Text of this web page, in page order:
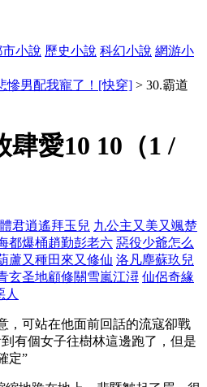
小說 歷史小說 科幻小說 網游小
慘男配我寵了！[快穿] > 30.霸道
肆愛10 10（1 /
君逍遙拜玉兒 九公主又美又颯楚
都爆桶趙勤彭老六 惡役少爺怎么
蘆又種田來又修仙 洛凡塵蘇玖兒
玄圣地顧修關雪嵐江潯 仙侶奇緣
人
，可站在他面前回話的流寇卻戰
有個女子往樹林這邊跑了，但是
定”